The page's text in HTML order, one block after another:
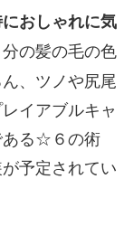
おしゃれに気
の髪の毛の色
、ツノや尻尾
イアブルキャ
ある☆６の術
予定されてい